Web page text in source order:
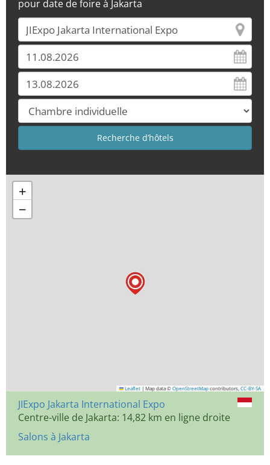
pour date de foire à Jakarta
+
−
Leaflet | Map data © OpenStreetMap contributors, CC-BY-SA
JIExpo Jakarta International Expo
Centre-ville de Jakarta: 14,82 km en ligne droite
Salons à Jakarta